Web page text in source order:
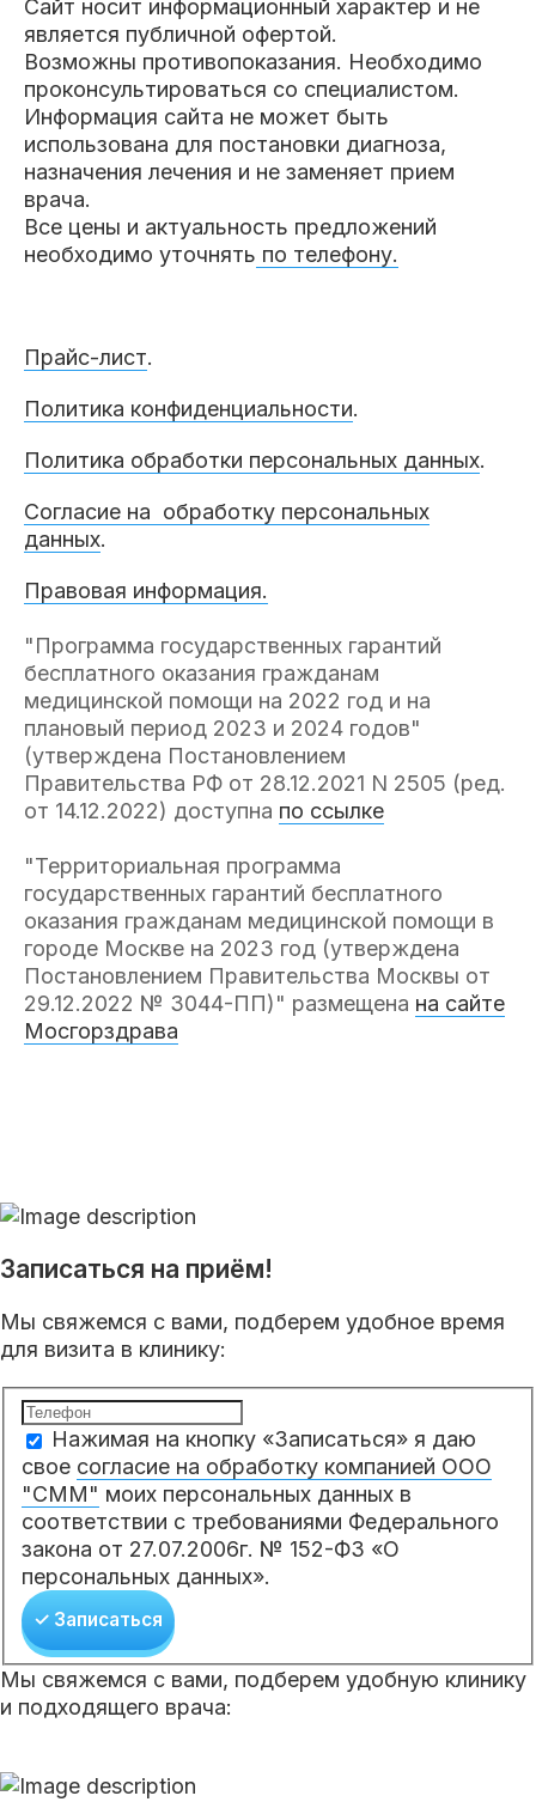
Сайт носит информационный характер и не
является публичной офертой.
Возможны противопоказания. Необходимо
проконсультироваться со специалистом.
Информация сайта не может быть
использована для постановки диагноза,
назначения лечения и не заменяет прием
врача.
Все цены и актуальность предложений
необходимо уточнять по телефону.
Прайс-лист.
Политика конфиденциальности.
Политика обработки персональных данных.
Согласие на обработку персональных
данных.
Правовая информация.
"Программа государственных гарантий
бесплатного оказания гражданам
медицинской помощи на 2022 год и на
плановый период 2023 и 2024 годов"
(утверждена Постановлением
Правительства РФ от 28.12.2021 N 2505 (ред.
от 14.12.2022) доступна по ссылке
"Территориальная программа
государственных гарантий бесплатного
оказания гражданам медицинской помощи в
городе Москве на 2023 год (утверждена
Постановлением Правительства Москвы от
29.12.2022 № 3044-ПП)" размещена на сайте
Мосгорздрава
Записаться на приём!
Мы свяжемся с вами, подберем удобное время
для визита в клинику:
Нажимая на кнопку «Записаться» я даю
свое согласие на обработку компанией ООО
"СММ" моих персональных данных в
соответствии с требованиями Федерального
закона от 27.07.2006г. № 152-ФЗ «О
персональных данных».
✓ Записаться
Мы свяжемся с вами, подберем удобную клинику
и подходящего врача: